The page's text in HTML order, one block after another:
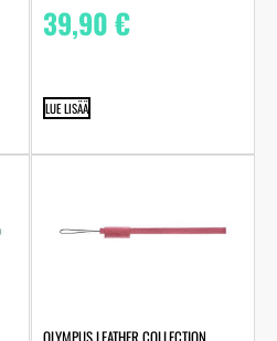
39,90€
LUE LISÄÄ